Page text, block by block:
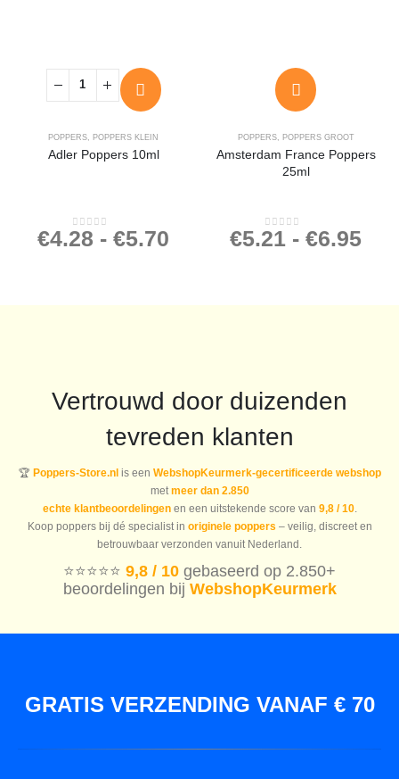
POPPERS POPPERS KLEIN
Adler Poppers 10ml
0out of 5
€4.28 - €5.70
POPPERS, POPPERS GROOT
Amsterdam France Poppers
25ml
0out of 5
€5.21 - €6.95
Vertrouwd door duizenden
tevreden klanten
🏆 Poppers-Store.nlis een WebshopKeurmerk-gecertificeerde webshop
met meer dan 2.850
echte klantbeoordelingenen een uitstekende score van 9,8 / 10.
Koop poppers bij dé specialist in originele poppers – veilig, discreet en
betrouwbaar verzonden vanuit Nederland.
⭐️⭐️⭐️⭐️⭐️ 9,8 / 10 gebaseerd op 2.850+
beoordelingen bij WebshopKeurmerk
GRATIS VERZENDING VANAF € 70